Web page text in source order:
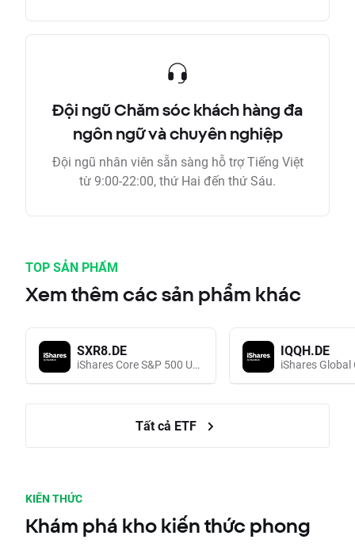
Đội ngũ Chăm sóc khách hàng đa
ngôn ngữ và chuyên nghiệp
Đội ngũ nhân viên sẵn sàng hỗ trợ Tiếng Việt
từ 9:00-22:00, thứ Hai đến thứ Sáu.
TOP SẢN PHẨM
Xem thêm các sản phẩm khác
SXR8.DE
iShares Core S&P 500 UCITS (Acc EUR)
IQQH.DE
Tất cả ETF
KIẾN THỨC
Khám phá kho kiến thức phong